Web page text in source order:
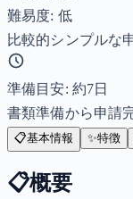
難易度: 低
比較的シンプルな
準備目安: 約7日
書類準備から申請
📋基本情報 ✨特徴
📋概要